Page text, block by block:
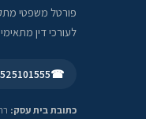
פורטל משפטי
לעורכי דין
☎
כתובת בית עסק: